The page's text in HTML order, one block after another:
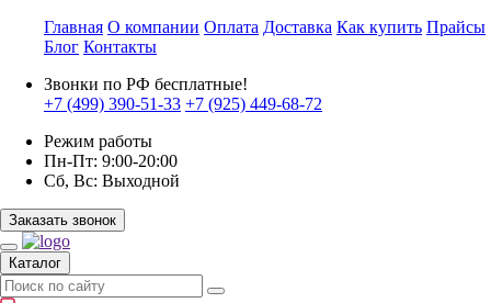
Главная О компании Оплата Доставка Как купить Прайсы
Блог Контакты
Звонки по РФ бесплатные!
+7 (499) 390-51-33 +7 (925) 449-68-72
Режим работы
Пн-Пт: 9:00-20:00
Сб, Вс: Выходной
Заказать звонок
Каталог